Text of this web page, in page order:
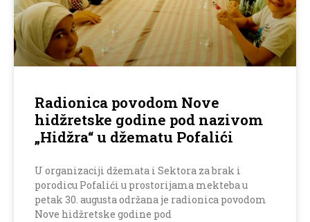
Radionica povodom Nove
hidžretske godine pod nazivom
„Hidžra“ u džematu Pofalići
U organizaciji džemata i Sektora za brak i
porodicu Pofalići u prostorijama mekteba u
petak 30. augusta održana je radionica povodom
Nove hidžretske godine pod